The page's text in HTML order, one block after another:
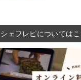
シェフレピについてはこ